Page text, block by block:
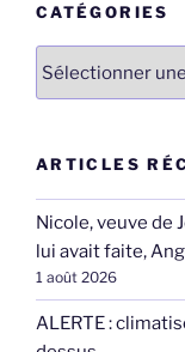
CATÉGORIES
ARTICLES
Nicole, veuve de
lui avait faite,
1 août 2026
ALERTE :